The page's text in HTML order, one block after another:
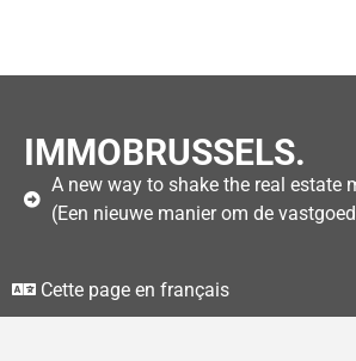
IMMOBRUSSELS.
A new way to shake the real estate
(Een nieuwe manier om de
Cette page en français